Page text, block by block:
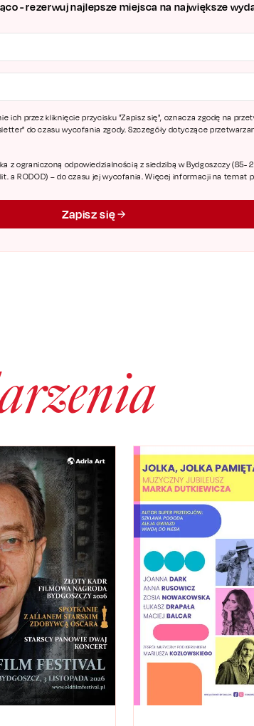
- rezerwuj najlepsze miejsca na największe
ich przez kliknięcie przycisku "Zapisz się", oznacza zgodę na
do czasu wycofania zgody. Szczegóły dotyczące
z ograniczoną odpowiedzialnością z siedzibą w Bydgoszczy (85-
a RODOD) – do czasu jej wycofania. Więcej informacji na temat
Zapisz się